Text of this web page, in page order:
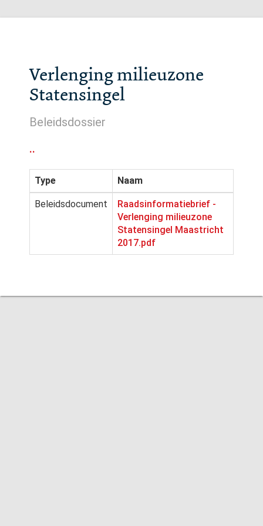
Verlenging milieuzone
Statensingel
Beleidsdossier
..
Type Naam
Beleidsdocument
Raadsinformatiebrief -
Verlenging milieuzone
Statensingel Maastricht
2017.pdf